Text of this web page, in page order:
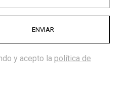
28,95 €
y acepto la política de